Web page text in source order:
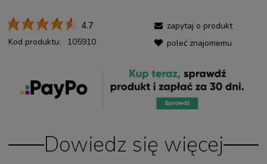
4.7
Kod produktu: 105910
zapytaj o produkt
poleć znajomemu
Dowiedz się więcej